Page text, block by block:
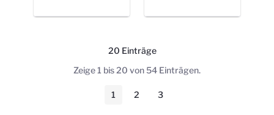
20 Einträge
Pro Seite
Zeige 1 bis 20 von 54 Einträgen.
Seite
1 Seite
2 Seite
3